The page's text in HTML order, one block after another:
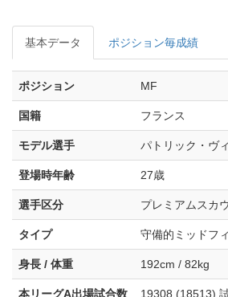
基本データ ポジション毎成績
ポジション MF
国籍 フランス
モデル選手 パトリック・ヴ
登場時年齢 27歳
選手区分 プレミアムスカ
タイプ 守備的ミッドフ
身長 / 体重 192cm / 82kg
本リーグA出場試合数 19308 (18513)